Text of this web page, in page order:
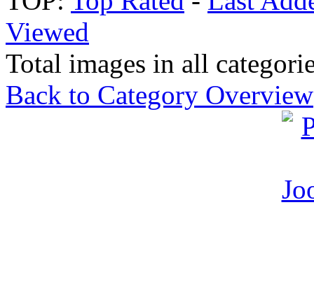
Viewed
Total images in all
Back to Category Overview